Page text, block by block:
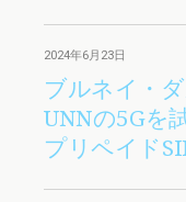
2024年6月23日
ブルネイ・
UNNの5Gを
プリペイド